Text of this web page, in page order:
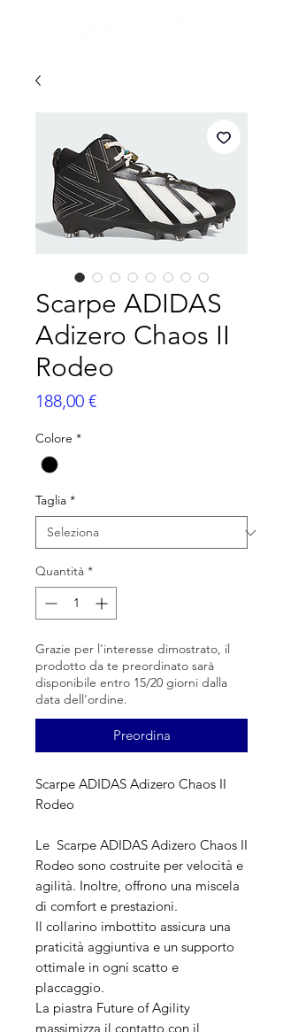
Scarpe ADIDAS
Adizero Chaos II
Rodeo
188,00 €Prezzo
Colore *
Taglia *
Quantità *
Grazie per l'interesse dimostrato, il
prodotto da te preordinato sarà
disponibile entro 15/20 giorni dalla
data dell'ordine.
Preordina
Scarpe ADIDAS Adizero Chaos II
Rodeo
Le Scarpe ADIDAS Adizero Chaos II
Rodeo sono costruite per velocità e
agilità. Inoltre, offrono una miscela
di comfort e prestazioni.
Il collarino imbottito assicura una
praticità aggiuntiva e un supporto
ottimale in ogni scatto e
placcaggio.
La piastra Future of Agility
massimizza il contatto con il